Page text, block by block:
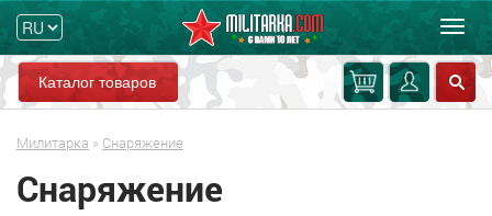
Каталог товаров
Милитарка » Снаряжение
Снаряжение